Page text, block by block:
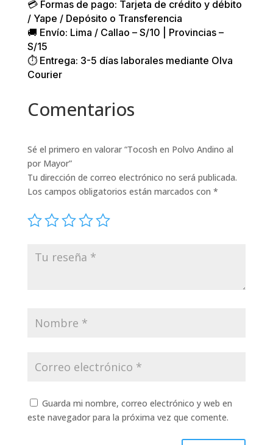
💳 Formas de pago: Tarjeta de crédito y débito
/ Yape / Depósito o Transferencia
🚚 Envío: Lima / Callao – S/10 | Provincias –
S/15
⏱️ Entrega: 3-5 días laborales mediante Olva
Courier
Comentarios
Sé el primero en valorar “Tocosh en Polvo Andino al
por Mayor”
Tu dirección de correo electrónico no será publicada.
Los campos obligatorios están marcados con *
Guarda mi nombre, correo electrónico y web en
este navegador para la próxima vez que comente.